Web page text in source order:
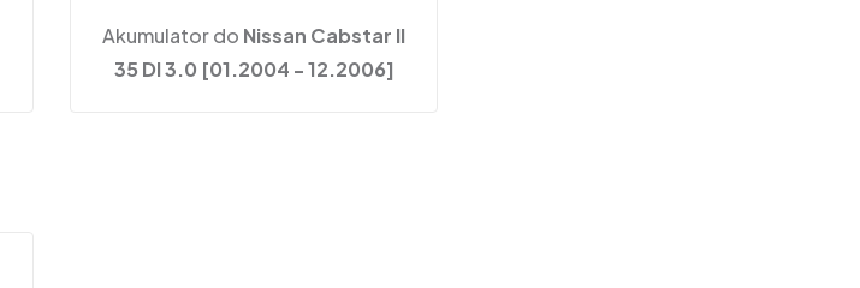
Akumulator do Nissan Cabstar II
35 DI 3.0 [01.2004 - 12.2006]